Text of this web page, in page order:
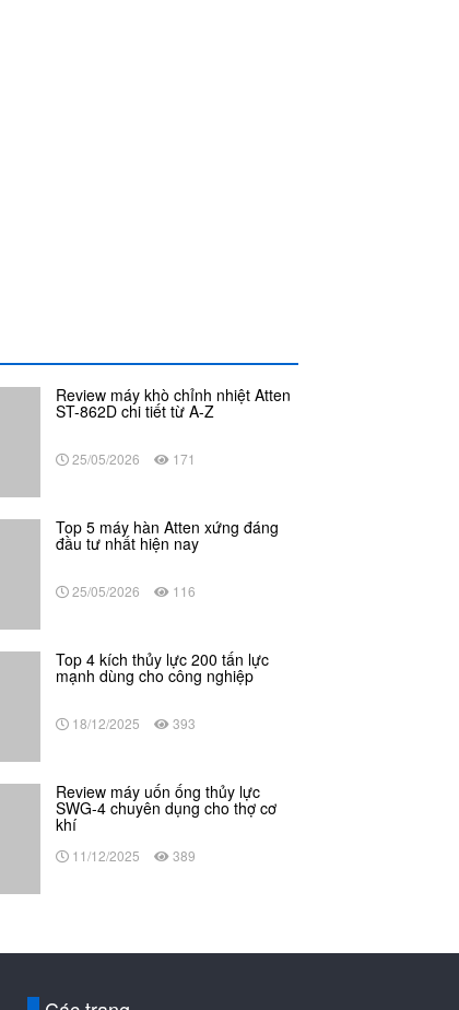
Review máy khò chỉnh nhiệt Atten
ST-862D chi tiết từ A-Z
25/05/2026 171
Top 5 máy hàn Atten xứng đáng
đầu tư nhất hiện nay
25/05/2026 116
Top 4 kích thủy lực 200 tấn lực
mạnh dùng cho công nghiệp
18/12/2025 393
Review máy uốn ống thủy lực
SWG-4 chuyên dụng cho thợ cơ
khí
11/12/2025 389